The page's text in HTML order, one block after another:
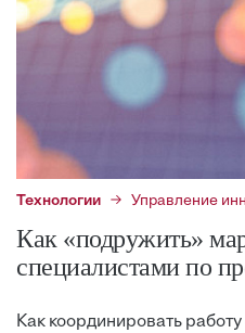
Технологии Управление
Как «подружить»
специалистами по
Как координировать